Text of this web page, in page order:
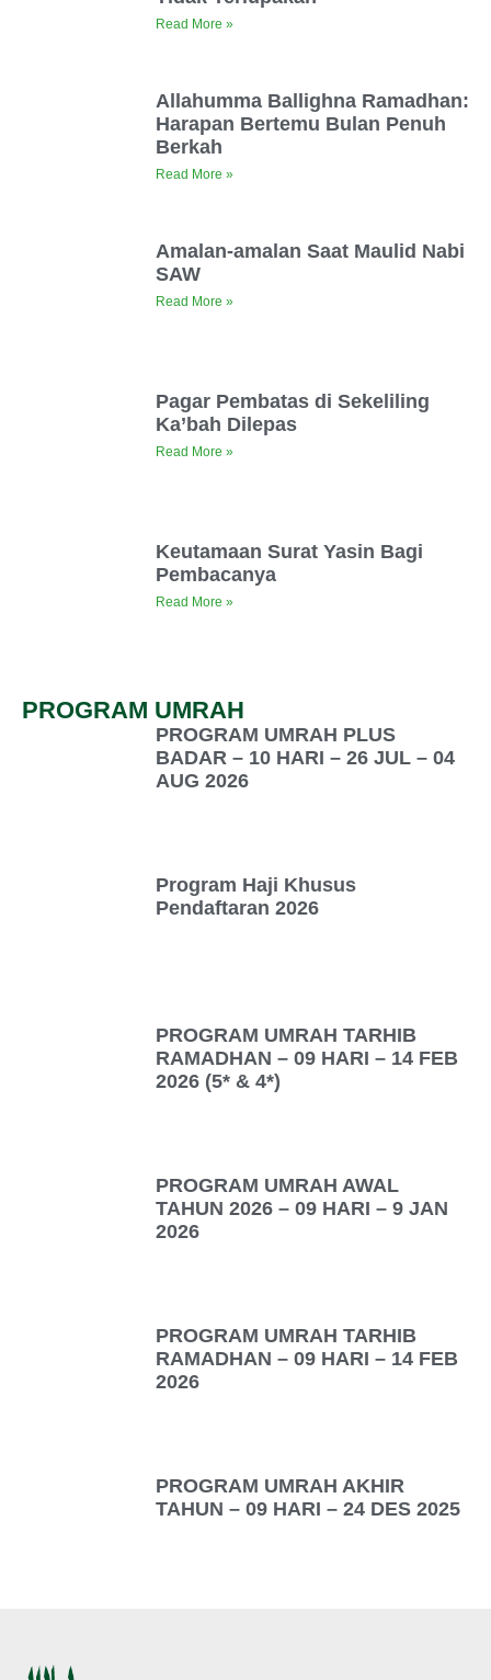
Read More »
Allahumma Ballighna Ramadhan:
Harapan Bertemu Bulan Penuh
Berkah
Read More »
Amalan-amalan Saat Maulid Nabi
SAW
Read More »
Pagar Pembatas di Sekeliling
Ka’bah Dilepas
Read More »
Keutamaan Surat Yasin Bagi
Pembacanya
Read More »
PROGRAM UMRAH
PROGRAM UMRAH PLUS
BADAR – 10 HARI – 26 JUL – 04
AUG 2026
Program Haji Khusus
Pendaftaran 2026
PROGRAM UMRAH TARHIB
RAMADHAN – 09 HARI – 14 FEB
2026 (5* & 4*)
PROGRAM UMRAH AWAL
TAHUN 2026 – 09 HARI – 9 JAN
2026
PROGRAM UMRAH TARHIB
RAMADHAN – 09 HARI – 14 FEB
2026
PROGRAM UMRAH AKHIR
TAHUN – 09 HARI – 24 DES 2025